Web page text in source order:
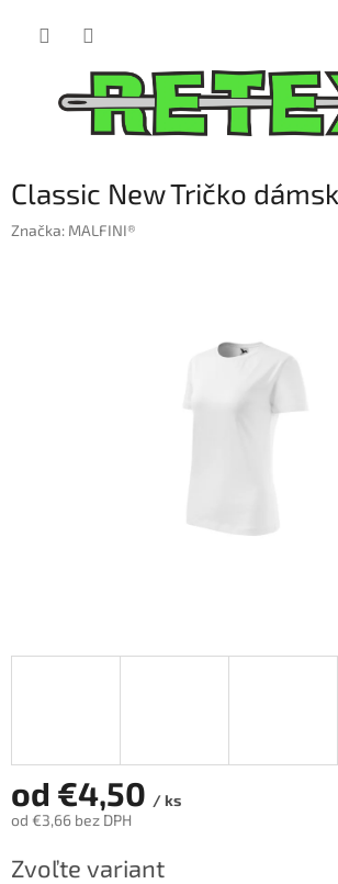
Classic New Tričko
Značka: MALFINI®
od €4,50 / ks
od €3,66 bez DPH
cena:
Zvoľte variant